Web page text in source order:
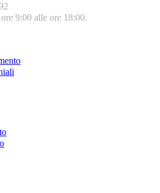
9:00 alle ore 18:00.